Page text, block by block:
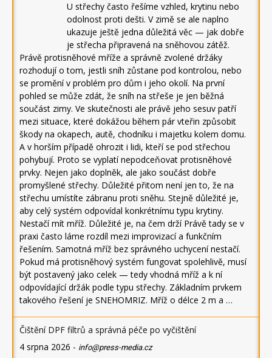
U střechy často řešíme vzhled, krytinu nebo
odolnost proti dešti. V zimě se ale naplno
ukazuje ještě jedna důležitá věc — jak dobře
je střecha připravená na sněhovou zátěž.
Právě protisněhové mříže a správně zvolené držáky
rozhodují o tom, jestli sníh zůstane pod kontrolou, nebo
se promění v problém pro dům i jeho okolí. Na první
pohled se může zdát, že sníh na střeše je jen běžná
součást zimy. Ve skutečnosti ale právě jeho sesuv patří
mezi situace, které dokážou během pár vteřin způsobit
škody na okapech, autě, chodníku i majetku kolem domu.
A v horším případě ohrozit i lidi, kteří se pod střechou
pohybují. Proto se vyplatí nepodceňovat protisněhové
prvky. Nejen jako doplněk, ale jako součást dobře
promyšlené střechy. Důležité přitom není jen to, že na
střechu umístíte zábranu proti sněhu. Stejně důležité je,
aby celý systém odpovídal konkrétnímu typu krytiny.
Nestačí mít mříž. Důležité je, na čem drží Právě tady se v
praxi často láme rozdíl mezi improvizací a funkčním
řešením. Samotná mříž bez správného uchycení nestačí.
Pokud má protisněhový systém fungovat spolehlivě, musí
být postavený jako celek — tedy vhodná mříž a k ní
odpovídající držák podle typu střechy. Základním prvkem
takového řešení je SNEHOMRIZ. Mříž o délce 2 m a …
Čištění DPF filtrů a správná péče po vyčištění
4 srpna 2026 - info@press-media.cz